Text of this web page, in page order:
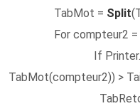
TabMot = Split
For compteur2 =
If
TabMot(compteur2)) >